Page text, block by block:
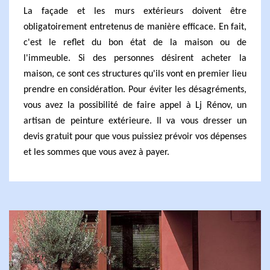
La façade et les murs extérieurs doivent être
obligatoirement entretenus de manière efficace. En fait,
c'est le reflet du bon état de la maison ou de
l'immeuble. Si des personnes désirent acheter la
maison, ce sont ces structures qu'ils vont en premier lieu
prendre en considération. Pour éviter les désagréments,
vous avez la possibilité de faire appel à Lj Rénov, un
artisan de peinture extérieure. Il va vous dresser un
devis gratuit pour que vous puissiez prévoir vos dépenses
et les sommes que vous avez à payer.